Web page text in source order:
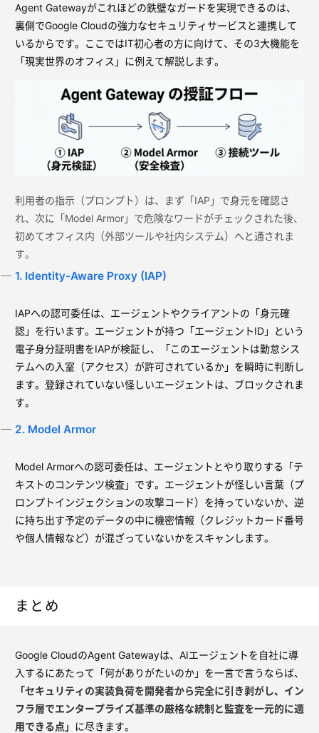
Agent Gatewayがこれほどの鉄壁なガードを実現できるのは、
裏側でGoogle Cloudの強力なセキュリティサービスと連携して
いるからです。ここではIT初心者の方に向けて、その3大機能を
「現実世界のオフィス」に例えて解説します。
利用者の指示（プロンプト）は、まず「IAP」で身元を確認さ
れ、次に「Model Armor」で危険なワードがチェックされた後、
初めてオフィス内（外部ツールや社内システム）へと通されま
す。
1. Identity-Aware Proxy (IAP)
IAPへの認可委任は、エージェントやクライアントの「身元確
認」を行います。エージェントが持つ「エージェントID」という
電子身分証明書をIAPが検証し、「このエージェントは勤怠シス
テムへの入室（アクセス）が許可されているか」を瞬時に判断し
ます。登録されていない怪しいエージェントは、ブロックされま
す。
2. Model Armor
Model Armorへの認可委任は、エージェントとやり取りする「テ
キストのコンテンツ検査」です。エージェントが怪しい言葉（プ
ロンプトインジェクションの攻撃コード）を持っていないか、逆
に持ち出す予定のデータの中に機密情報（クレジットカード番号
や個人情報など）が混ざっていないかをスキャンします。
まとめ
Google CloudのAgent Gatewayは、AIエージェントを自社に導
入するにあたって「何がありがたいのか」を一言で言うならば、
「セキュリティの実装負荷を開発者から完全に引き剥がし、イン
フラ層でエンタープライズ基準の厳格な統制と監査を一元的に適
用できる点」 に尽きます。